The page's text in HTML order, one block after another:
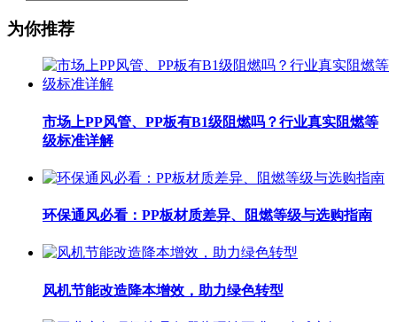
为你推荐
市场上PP风管、PP板有B1级阻燃吗？行业真实阻燃等
级标准详解
环保通风必看：PP板材质差异、阻燃等级与选购指南
风机节能改造降本增效，助力绿色转型